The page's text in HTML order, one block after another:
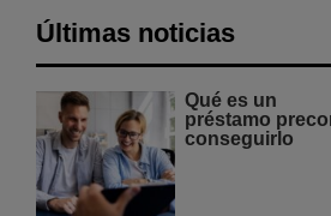
Últimas noticias
Qué es un
préstamo
conseguirlo